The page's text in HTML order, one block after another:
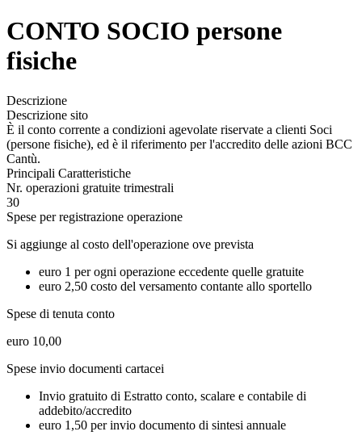
CONTO SOCIO persone
fisiche
Descrizione
Descrizione sito
È il conto corrente a condizioni agevolate riservate a clienti Soci
(persone fisiche), ed è il riferimento per l'accredito delle azioni BCC
Cantù.
Principali Caratteristiche
Nr. operazioni gratuite trimestrali
30
Spese per registrazione operazione
Si aggiunge al costo dell'operazione ove prevista
euro 1 per ogni operazione eccedente quelle gratuite
euro 2,50 costo del versamento contante allo sportello
Spese di tenuta conto
euro 10,00
Spese invio documenti cartacei
Invio gratuito di Estratto conto, scalare e contabile di
addebito/accredito
euro 1,50 per invio documento di sintesi annuale